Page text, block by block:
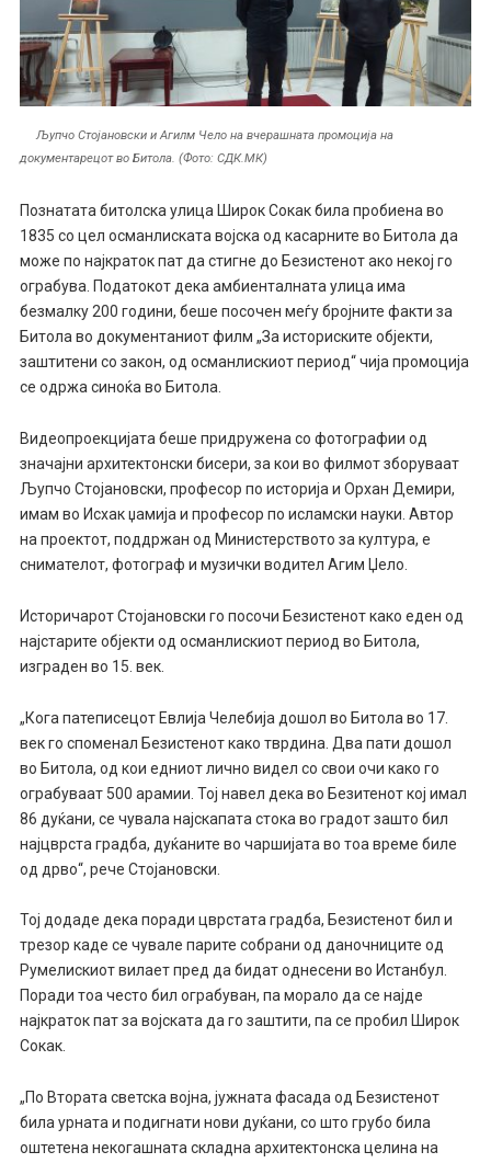
Љупчо Стојановски и Агилм Чело на вчерашната промоција на
документарецот во Битола. (Фото: СДК.МК)
Познатата битолска улица Широк Сокак била пробиена во
1835 со цел османлиската војска од касарните во Битола да
може по најкраток пат да стигне до Безистенот ако некој го
ограбува. Податокот дека амбиенталната улица има
безмалку 200 години, беше посочен меѓу бројните факти за
Битола во документаниот филм „За историските објекти,
заштитени со закон, од османлискиот период“ чија промоција
се одржа синоќа во Битола.
Видеопроекцијата беше придружена со фотографии од
значајни архитектонски бисери, за кои во филмот зборуваат
Љупчо Стојановски, професор по историја и Орхан Демири,
имам во Исхак џамија и професор по исламски науки. Автор
на проектот, поддржан од Министерството за култура, е
снимателот, фотограф и музички водител Агим Џело.
Историчарот Стојановски го посочи Безистенот како еден од
најстарите објекти од османлискиот период во Битола,
изграден во 15. век.
„Кога патеписецот Евлија Челебија дошол во Битола во 17.
век го споменал Безистенот како тврдина. Два пати дошол
во Битола, од кои едниот лично видел со свои очи како го
ограбуваат 500 арамии. Тој навел дека во Безитенот кој имал
86 дуќани, се чувала најскапата стока во градот зашто бил
најцврста градба, дуќаните во чаршијата во тоа време биле
од дрво“, рече Стојановски.
Тој додаде дека поради цврстата градба, Безистенот бил и
трезор каде се чувале парите собрани од даночниците од
Румелискиот вилает пред да бидат однесени во Истанбул.
Поради тоа често бил ограбуван, па морало да се најде
најкраток пат за војската да го заштити, па се пробил Широк
Сокак.
„По Втората светска војна, јужната фасада од Безистенот
била урната и подигнати нови дуќани, со што грубо била
оштетена некогашната складна архитектонска целина на